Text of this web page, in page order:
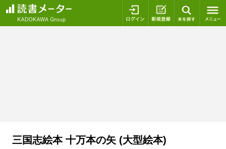
ログイン 新規登録
三国志絵本 十万本の矢 (大型絵本)